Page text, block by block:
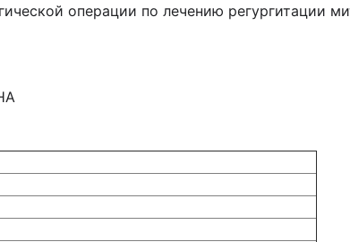
операции по лечению регургитации